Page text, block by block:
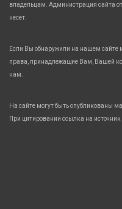
владельцам. Администрация сайта
несет.
Если Вы обнаружили на нашем
права, принадлежащие Вам, Вашей
нам.
На сайте могут быть опубликованы
При цитировании ссылка на источник